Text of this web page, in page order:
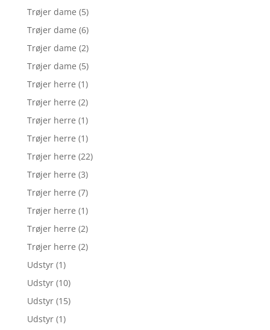
Trøjer dame (5)
Trøjer dame (6)
Trøjer dame (2)
Trøjer dame (5)
Trøjer herre (1)
Trøjer herre (2)
Trøjer herre (1)
Trøjer herre (1)
Trøjer herre (22)
Trøjer herre (3)
Trøjer herre (7)
Trøjer herre (1)
Trøjer herre (2)
Trøjer herre (2)
Udstyr (1)
Udstyr (10)
Udstyr (15)
Udstyr (1)